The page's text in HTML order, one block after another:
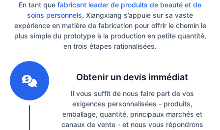
En tant que fabricant leader de produits de beauté et de
soins personnels, Xiangxiang s’appuie sur sa vaste
expérience en matière de fabrication pour offrir le chemin le
plus simple du prototype à la production en petite quantité,
en trois étapes rationalisées.
Obtenir un devis immédiat
Il vous suffit de nous faire part de vos
exigences personnalisées - produits,
emballage, quantité, principaux marchés et
canaux de vente - et nous vous répondrons